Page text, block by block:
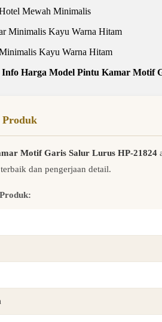
Mewah Minimalis
Kayu Warna Hitam
Info Harga Model Pintu Kamar Motif
Motif Garis Salur Lurus HP-21824
dan pengerjaan detail.